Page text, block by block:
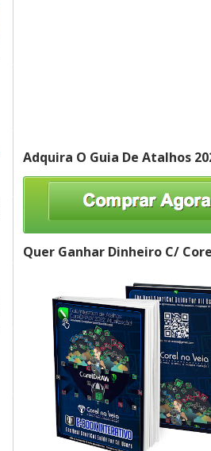
Adquira O Guia De Atalhos
Quer Ganhar Dinheiro C/